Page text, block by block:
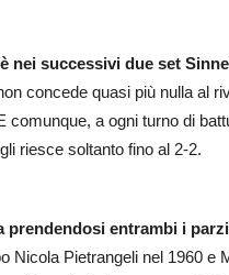
nei successivi due set
concede quasi più nulla al
comunque, a ogni turno di
riesce soltanto fino al 2-2.
prendendosi entrambi i
Nicola Pietrangeli nel 1960 e